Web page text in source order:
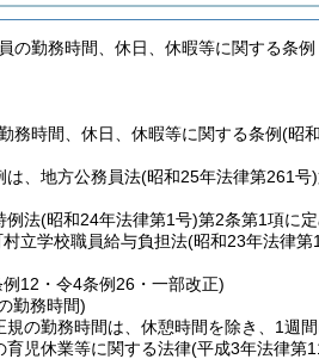
の勤務時間、休日、休暇等に関する条例
務時間、休日、休暇等に関する条例(昭
は、地方公務員法(昭和25年法律第261号)
例法(昭和24年法律第1号)第2条第1項に
立学校職員給与負担法(昭和23年法律第
12・令4条例26・一部改正)
勤務時間)
規の勤務時間は、休憩時間を除き、1週
育児休業等に関する法律(平成3年法律第